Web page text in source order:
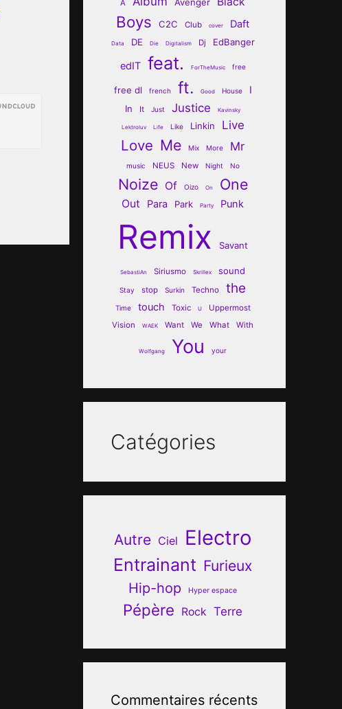
A
Boys C2C Club cover Daft
Data DE Die Digitalism Dj EdBanger
edIT feat. ForTheMusic free
free dl french ft. Good House I
In It Just Justice Kavinsky
Lektroluv Life Like Linkin Live
Love Me Mix More Mr
music NEUS New Night No
Noize Of Oizo On One
Out Para Park Party Punk
Remix Savant
SebastiAn Siriusmo Skrillex sound
Stay stop Surkin Techno the
Time touch Toxic U
Uppermost
Vision
WAEK Want We What With
Wolfgang You your
Catégories
Autre Ciel Electro
Entrainant Furieux
Hip-hop Hyper espace
Pépère Rock Terre
Commentaires récents